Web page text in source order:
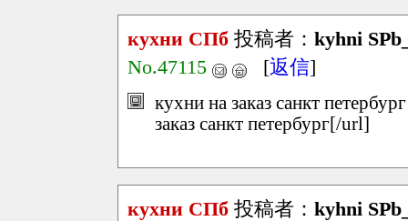
кухни СПб 投稿者： kyhni
No.47115
[返信]
кухни на заказ санкт
заказ санкт петербург[/url]
кухни СПб 投稿者： kyhni